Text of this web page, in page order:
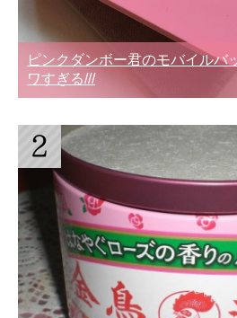
ピンクダンボー君のモバイルバ
ワすぎる///